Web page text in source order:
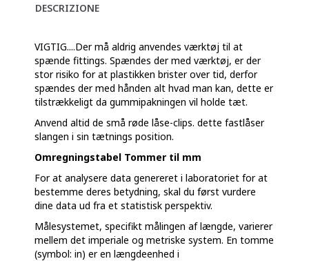
DESCRIZIONE
VIGTIG....Der må aldrig anvendes værktøj til at
spænde fittings. Spændes der med værktøj, er der
stor risiko for at plastikken brister over tid, derfor
spændes der med hånden alt hvad man kan, dette er
tilstrækkeligt da gummipakningen vil holde tæt.
Anvend altid de små røde låse-clips. dette fastlåser
slangen i sin tætnings position.
Omregningstabel Tommer til mm
For at analysere data genereret i laboratoriet for at
bestemme deres betydning, skal du først vurdere
dine data ud fra et statistisk perspektiv.
Målesystemet, specifikt målingen af ​​længde, varierer
mellem det imperiale og metriske system. En tomme
(symbol: in) er en længdeenhed i